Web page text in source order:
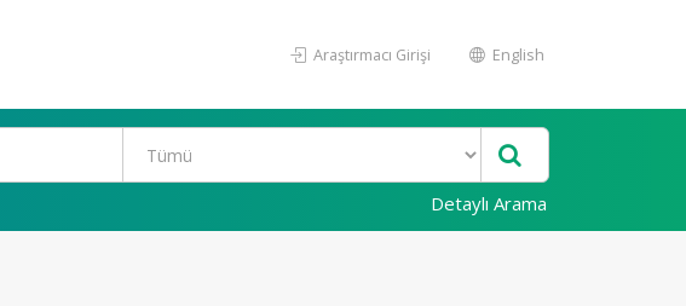
Araştırmacı Girişi English
Detaylı Arama